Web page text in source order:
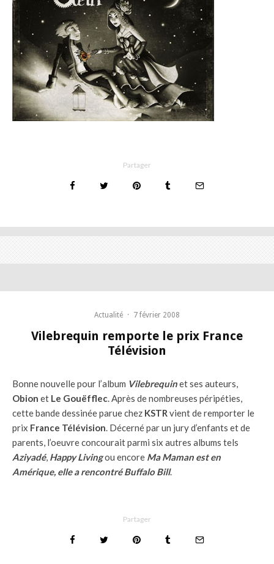
Partager
Actualité · 7 février 2008
Vilebrequin remporte le prix France
Télévision
Bonne nouvelle pour l’album Vilebrequinet ses auteurs,
Obion et Le Gouëfflec. Après de nombreuses péripéties,
cette bande dessinée parue chez KSTR vient de remporter le
prix France Télévision. Décerné par un jury d’enfants et de
parents, l’oeuvre concourait parmi six autres albums tels
Aziyadé, Happy Livingou encore Ma Maman est en
Amérique, elle a rencontré Buffalo Bill.
Partager